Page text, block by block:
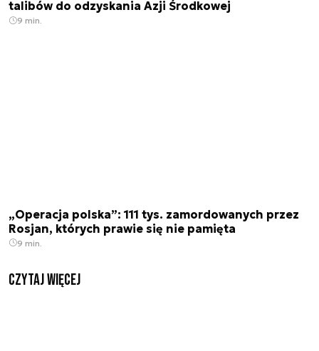
talibów do odzyskania Azji Środkowej
9 min.
„Operacja polska”: 111 tys. zamordowanych przez
Rosjan, których prawie się nie pamięta
9 min.
czytaj więcej